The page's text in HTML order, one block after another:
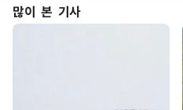
많이 본 기사